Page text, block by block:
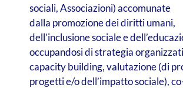
sociali, Associazioni) accomunate
dalla promozione dei diritti umani,
dell’inclusione sociale e
occupandosi di strategia
capacity building, valutazione (di
progetti e/o dell’impatto sociale),